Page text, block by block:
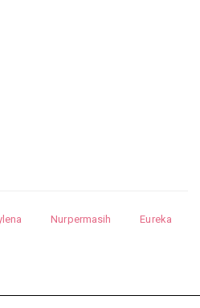
Nurpermasih
Eureka